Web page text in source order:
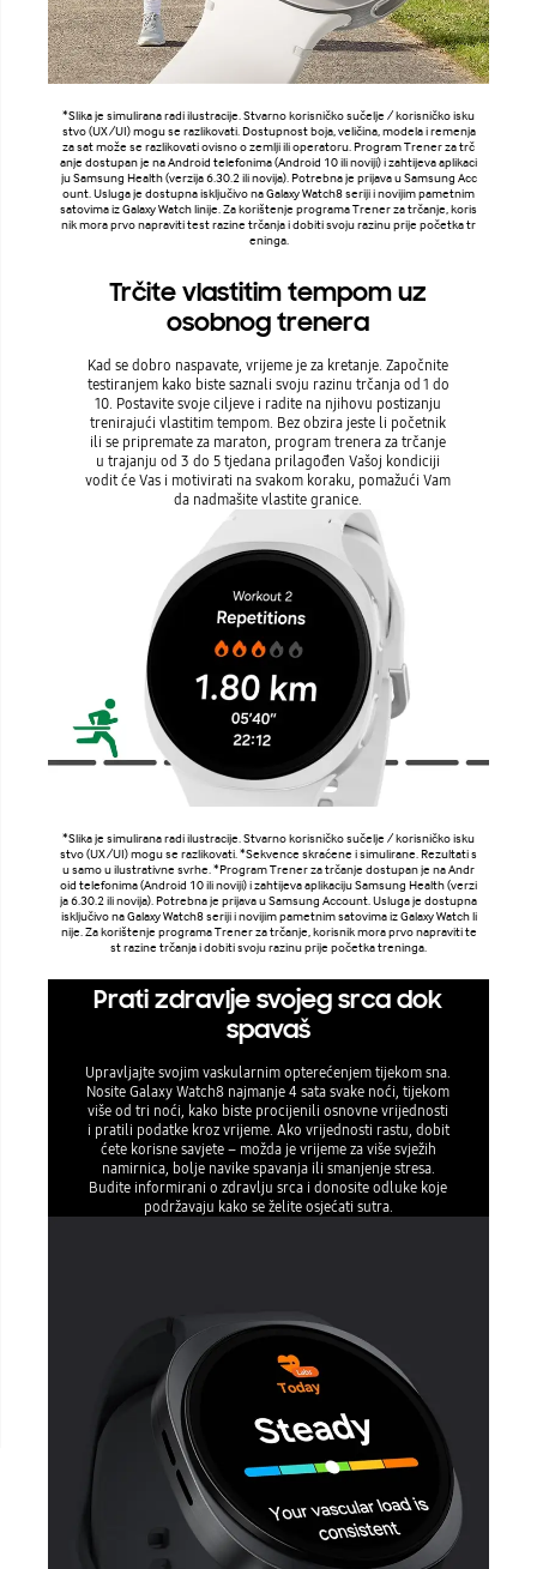
*Slika je simulirana radi ilustracije. Stvarno korisničko sučelje / korisničko isku
stvo (UX/UI) mogu se razlikovati. Dostupnost boja, veličina, modela i remenja
za sat može se razlikovati ovisno o zemlji ili operatoru. Program Trener za trč
anje dostupan je na Android telefonima (Android 10 ili noviji) i zahtijeva aplikaci
ju Samsung Health (verzija 6.30.2 ili novija). Potrebna je prijava u Samsung Acc
ount. Usluga je dostupna isključivo na Galaxy Watch8 seriji i novijim pametnim
satovima iz Galaxy Watch linije. Za korištenje programa Trener za trčanje, koris
nik mora prvo napraviti test razine trčanja i dobiti svoju razinu prije početka tr
eninga.
Trčite vlastitim tempom uz
osobnog trenera
Kad se dobro naspavate, vrijeme je za kretanje. Započnite
testiranjem kako biste saznali svoju razinu trčanja od 1 do
10. Postavite svoje ciljeve i radite na njihovu postizanju
trenirajući vlastitim tempom. Bez obzira jeste li početnik
ili se pripremate za maraton, program trenera za trčanje
u trajanju od 3 do 5 tjedana prilagođen Vašoj kondiciji
vodit će Vas i motivirati na svakom koraku, pomažući Vam
da nadmašite vlastite granice.
*Slika je simulirana radi ilustracije. Stvarno korisničko sučelje / korisničko isku
stvo (UX/UI) mogu se razlikovati. *Sekvence skraćene i simulirane. Rezultati s
u samo u ilustrativne svrhe. *Program Trener za trčanje dostupan je na Andr
oid telefonima (Android 10 ili noviji) i zahtijeva aplikaciju Samsung Health (verzi
ja 6.30.2 ili novija). Potrebna je prijava u Samsung Account. Usluga je dostupna
isključivo na Galaxy Watch8 seriji i novijim pametnim satovima iz Galaxy Watch li
nije. Za korištenje programa Trener za trčanje, korisnik mora prvo napraviti te
st razine trčanja i dobiti svoju razinu prije početka treninga.
Prati zdravlje svojeg srca dok
spavaš
Upravljajte svojim vaskularnim opterećenjem tijekom sna.
Nosite Galaxy Watch8 najmanje 4 sata svake noći, tijekom
više od tri noći, kako biste procijenili osnovne vrijednosti
i pratili podatke kroz vrijeme. Ako vrijednosti rastu, dobit
ćete korisne savjete – možda je vrijeme za više svježih
namirnica, bolje navike spavanja ili smanjenje stresa.
Budite informirani o zdravlju srca i donosite odluke koje
podržavaju kako se želite osjećati sutra.